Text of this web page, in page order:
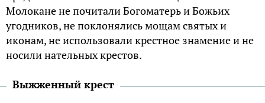
Молокане не почитали Богоматерь и Божьих
угодников, не поклонялись мощам святых и
иконам, не использовали крестное знамение и не
носили нательных крестов.
Выжженный крест